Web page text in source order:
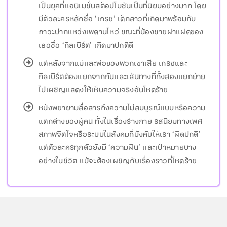
เป็นยุคที่แอนิเมชั่นสต็อปโมชันเป็นที่นิยมอย่างมาก โดย
มีตัวละครหลักชื่อ ‘เกรซ’ เด็กสาวที่เกิดมาพร้อมกับ
ภาวะปากแหว่งเพดานโหว่ ขณะที่น้องชายฝาแฝดของ
เธอชื่อ ‘กิลเบิร์ต’ เกิดมาปกติดี
แต่หลังจากแม่และพ่อของพวกเขาเสีย เกรซและ
กิลเบิร์ตต้องแยกจากกันและเส้นทางที่ทั้งสองแยกย้าย
ไปเผชิญแสดงให้เห็นความจริงอันโหดร้าย
หนังพยายามสื่อสารถึงความไม่สมบูรณ์แบบหรือความ
แตกต่างของผู้คน ทั้งในเรื่องร่างกาย รสนิยมทางเพศ
สภาพจิตใจหรือระบบในสังคมที่บังคับให้เรา ‘ผิดปกติ’
แต่ตัวละครทุกตัวยังมี ‘ความฝัน’ และเป้าหมายบาง
อย่างในชีวิต แม้จะต้องเผชิญกับเรื่องราวที่โหดร้าย